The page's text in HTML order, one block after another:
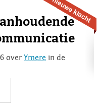
overYmere in de